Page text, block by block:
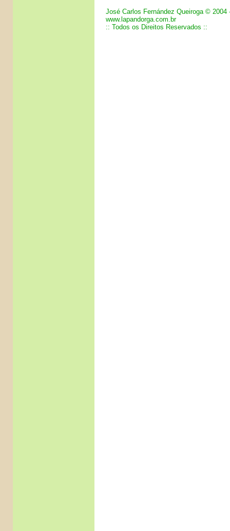
José Carlos Fernández Queiroga © 2004
www.lapandorga.com.br
:: Todos os Direitos Reservados ::